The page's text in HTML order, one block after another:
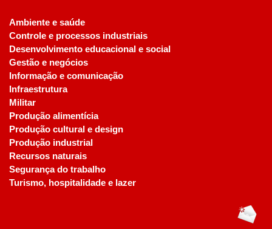
Ambiente e saúde
Controle e processos industriais
Desenvolvimento educacional e social
Gestão e negócios
Informação e comunicação
Infraestrutura
Militar
Produção alimentícia
Produção cultural e design
Produção industrial
Recursos naturais
Segurança do trabalho
Turismo, hospitalidade e lazer